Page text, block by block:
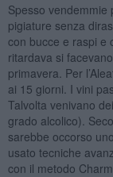
Spesso vendemmie
pigiature senza
con bucce e raspi e
ritardava si
primavera. Per
ai 15 giorni. I vini
Talvolta venivano
grado alcolico).
sarebbe occorso
usato tecniche
con il metodo